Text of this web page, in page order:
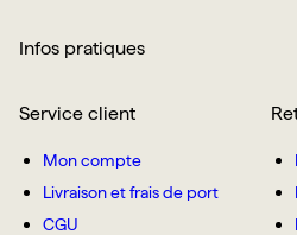
Infos pratiques
Service client
Mon compte
Livraison et frais de port
CGU